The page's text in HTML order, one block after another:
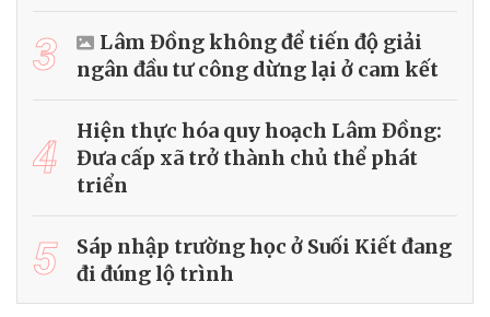
3
Lâm Đồng không để tiến độ giải
ngân đầu tư công dừng lại ở cam kết
4
Hiện thực hóa quy hoạch Lâm Đồng:
Đưa cấp xã trở thành chủ thể phát
triển
5
Sáp nhập trường học ở Suối Kiết đang
đi đúng lộ trình